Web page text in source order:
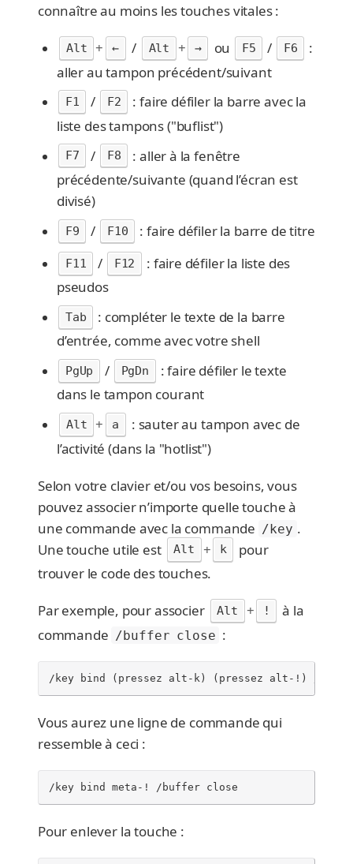
connaître au moins les touches vitales :
Alt + ← / Alt + → ou F5 / F6
:
aller au tampon précédent/suivant
F1 / F2
: faire défiler la barre avec la
liste des tampons ("buflist")
F7 / F8
: aller à la fenêtre
précédente/suivante (quand l’écran est
divisé)
F9 / F10 : faire défiler la barre de titre
F11 / F12
: faire défiler la liste des
pseudos
Tab
: compléter le texte de la barre
d’entrée, comme avec votre shell
PgUp / PgDn
: faire défiler le texte
dans le tampon courant
Alt + a
: sauter au tampon avec de
l’activité (dans la "hotlist")
Selon votre clavier et/ou vos besoins, vous
pouvez associer n’importe quelle touche à
une commande avec la commande /key .
Une touche utile est
Alt + k
pour
trouver le code des touches.
Par exemple, pour associer Alt + !
à la
commande /buffer close :
/key bind (pressez alt-k) (pressez alt-!) /
Vous aurez une ligne de commande qui
ressemble à ceci :
/key bind meta-! /buffer close
Pour enlever la touche :